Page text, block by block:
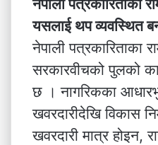
नेपाली पत्रकारिताका
यसलाई थप व्यवस्थित
नेपाली पत्रकारिताका
सरकारवीचको पुलको
छ । नागरिकका
खवरदारीदेखि विकास
खवरदारी मात्र होइन,